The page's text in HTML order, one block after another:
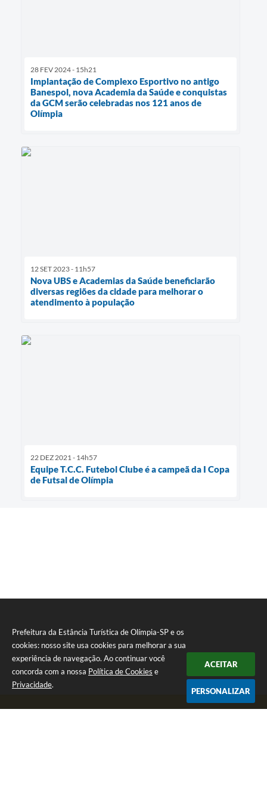
Prefeitura da Estância Turística de Olímpia-SP e os
cookies: nosso site usa cookies para melhorar a sua
experiência de navegação. Ao continuar você
concorda com a nossa Política de Cookies e
Privacidade.
ACEITAR
PERSONALIZAR
28 FEV 2024 - 15h21
Implantação de Complexo Esportivo no antigo
Banespol, nova Academia da Saúde e conquistas
da GCM serão celebradas nos 121 anos de
Olímpia
12 SET 2023 - 11h57
Nova UBS e Academias da Saúde beneficiarão
diversas regiões da cidade para melhorar o
atendimento à população
22 DEZ 2021 - 14h57
Equipe T.C.C. Futebol Clube é a campeã da I Copa
de Futsal de Olímpia